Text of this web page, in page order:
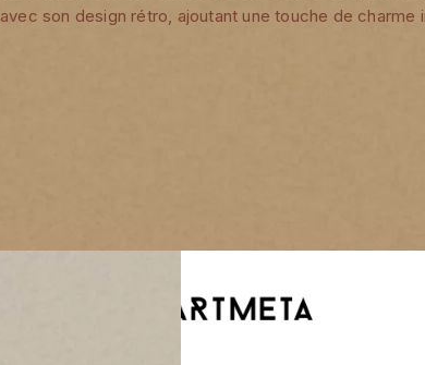
avec son design rétro, ajoutant une touche de charme